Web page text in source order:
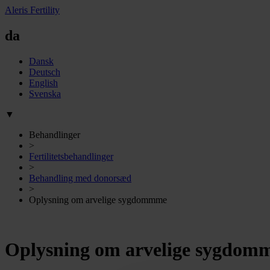
Aleris Fertility
da
Dansk
Deutsch
English
Svenska
▼
Behandlinger
>
Fertilitetsbehandlinger
>
Behandling med donorsæd
>
Oplysning om arvelige sygdommme
Oplysning om arvelige